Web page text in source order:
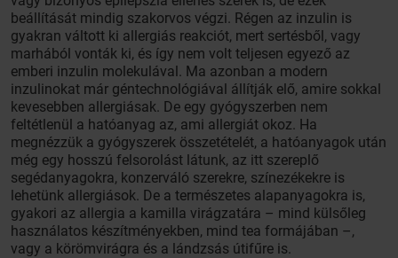
beállítását mindig szakorvos végzi. Régen az inzulin is
gyakran váltott ki allergiás reakciót, mert sertésből, vagy
marhából vonták ki, és így nem volt teljesen egyező az
emberi inzulin molekulával. Ma azonban a modern
inzulinokat már géntechnológiával állítják elő, amire sokkal
kevesebben allergiásak. De egy gyógyszerben nem
feltétlenül a hatóanyag az, ami allergiát okoz. Ha
megnézzük a gyógyszerek összetételét, a hatóanyagok után
még egy hosszú felsorolást látunk, az itt szereplő
segédanyagokra, konzerváló szerekre, színezékekre is
lehetünk allergiások. De a természetes alapanyagokra is,
gyakori az allergia a kamilla virágzatára – mind külsőleg
használatos készítményekben, mind tea formájában –,
vagy a körömvirágra és a lándzsás útifűre is.